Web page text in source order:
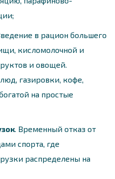
в рацион большего
кисломолочной и
и овощей.
газировки, кофе,
на простые
. Временный отказ от
спорта, где
распределены на